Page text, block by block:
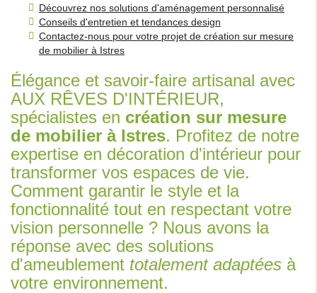
Découvrez nos solutions d'aménagement personnalisé
Conseils d'entretien et tendances design
Contactez-nous pour votre projet de création sur mesure
de mobilier à Istres
Élégance et savoir-faire artisanal avec
AUX RÊVES D'INTÉRIEUR,
spécialistes en création sur mesure
de mobilier à Istres. Profitez de notre
expertise en décoration d'intérieur pour
transformer vos espaces de vie.
Comment garantir le style et la
fonctionnalité tout en respectant votre
vision personnelle ? Nous avons la
réponse avec des solutions
d'ameublement totalement adaptées à
votre environnement.